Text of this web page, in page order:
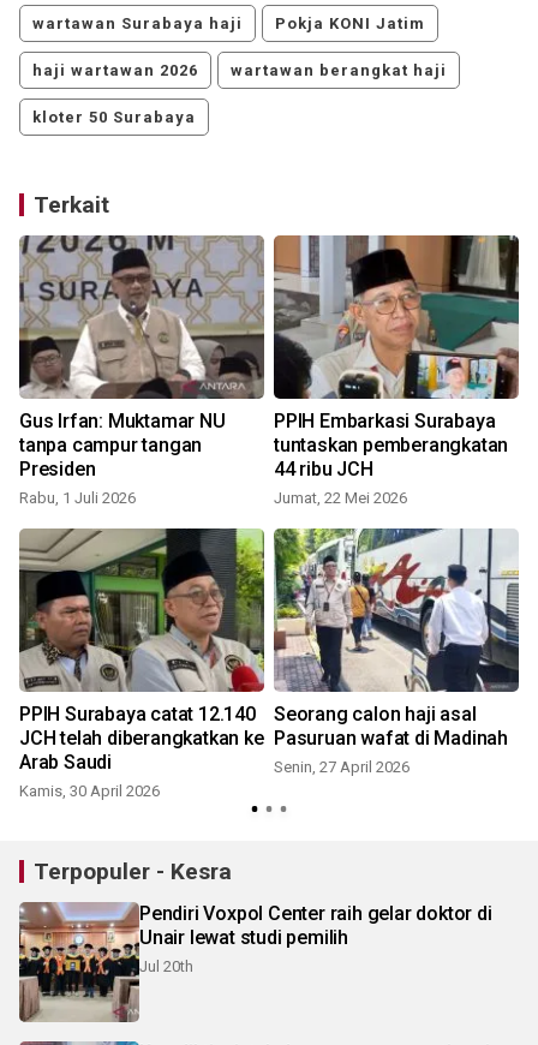
wartawan Surabaya haji Pokja KONI Jatim
haji wartawan 2026 wartawan berangkat haji
kloter 50 Surabaya
Terkait
Gus Irfan: Muktamar NU
tanpa campur tangan
Presiden
Rabu, 1 Juli 2026
PPIH Embarkasi Surabaya
tuntaskan pemberangkatan
44 ribu JCH
Jumat, 22 Mei 2026
PPIH Surabaya catat 12.140
JCH telah diberangkatkan ke
Arab Saudi
Kamis, 30 April 2026
Seorang calon haji asal
Pasuruan wafat di Madinah
Senin, 27 April 2026
Terpopuler - Kesra
Pendiri Voxpol Center raih gelar doktor di
Unair lewat studi pemilih
Jul 20th